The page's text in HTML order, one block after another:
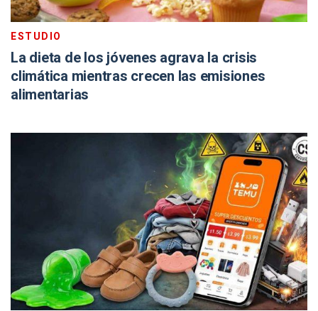
ESTUDIO
La dieta de los jóvenes agrava la crisis
climática mientras crecen las emisiones
alimentarias